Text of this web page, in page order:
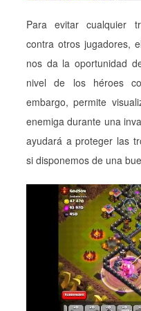
Para evitar cualquier
contra otros jugadores,
nos da la oportunidad
nivel de los héroes
embargo, permite
enemiga durante una
ayudará a proteger las
si disponemos de una